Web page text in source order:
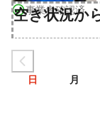
事業者確認済
空き状況か
日 月